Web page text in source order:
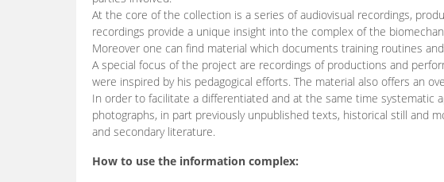
At the core of the collection is a series of audiovisual recordings,
recordings provide a unique insight into the complex of the
Moreover one can find material which documents training routines
A special focus of the project are recordings of productions and
were inspired by his pedagogical efforts. The material also offers an
In order to facilitate a differentiated and at the same time systematic
photographs, in part previously unpublished texts, historical still and
and secondary literature.
How to use the information complex: